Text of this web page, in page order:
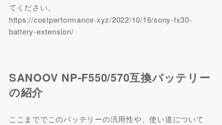
てください。
https://costperformance.xyz/2022/10/16/sony-fx30-
battery-extension/
SANOOV NP-F550/570互換バッテリー
の紹介
ここまででこのバッテリーの汎用性や、使い道について